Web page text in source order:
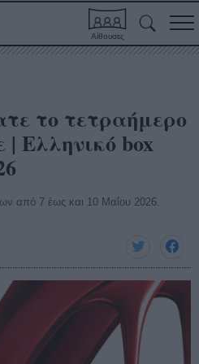
Αίθουσες
το τετραήμερο
Ελληνικό box
από 7 έως και 10 Μαΐου 2026.